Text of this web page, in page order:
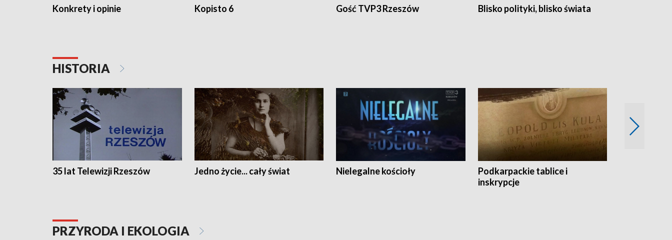
Konkrety i opinie Kopisto 6 Gość TVP3 Rzeszów Blisko polityki, blisko świata
HISTORIA
35 lat Telewizji Rzeszów Jedno życie... cały świat Nielegalne kościoły
Podkarpackie tablice i
inskrypcje
PRZYRODA I EKOLOGIA